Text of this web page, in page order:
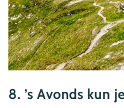
8. ’s Avonds kun